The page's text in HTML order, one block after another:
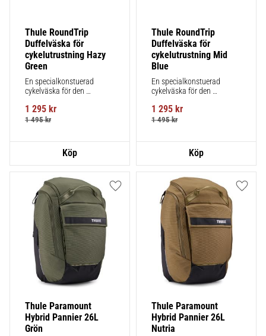
Thule RoundTrip
Duffelväska för
cykelutrustning Hazy
Green
En specialkonstuerad
cykelväska för den
obegränsad möjlighet att
organisera och förvara
1 295 kr
1 495kr
Thule RoundTrip
Duffelväska för
cykelutrustning Mid
Blue
En specialkonstuerad
cykelväska för den
obegränsad möjlighet att
organisera och förvara
1 295 kr
1 495kr
Thule Paramount
Hybrid Pannier 26L
Grön
Lägg till i favoriter
Thule Paramount
Hybrid Pannier 26L
Nutria
Lägg